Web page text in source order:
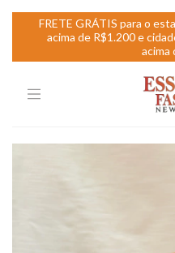
FRETE GRÁTIS para o
acima de R$1.200 e
acima